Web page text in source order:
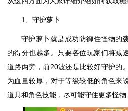
1、守护萝卜
守护萝卜就是成功防御住怪物的
的得分也越多。只要各位玩家们将减
道路两旁，前20波还是比较好守护的
为血量较厚，对于等级较低的角色来
道具和角色技能，尽可能守住更多怪